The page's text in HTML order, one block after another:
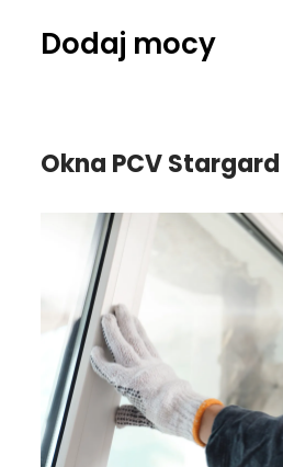
Dodaj mocy
Okna PCV Stargard